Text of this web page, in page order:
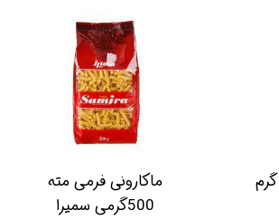
نودل گوشت 75 گرم
ماکارونی فرمی مته
500گرمی سمیرا